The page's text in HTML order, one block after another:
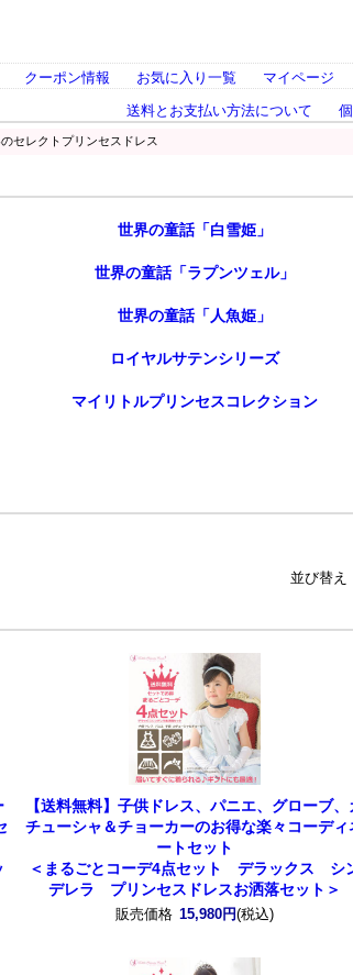
クーポン情報
お気に入り一覧 マイページ
送料とお支払い方法について
セレクトプリンセスドレス
世界の童話「白雪姫」
世界の童話「ラプンツェル」
世界の童話「人魚姫」
ロイヤルサテンシリーズ
マイリトルプリンセスコレクション
並び替え
【送料無料】子供ドレス、パニエ、グローブ、
チューシャ＆チョーカーのお得な楽々コーディ
ートセット
＜まるごとコーデ4点セット デラックス シ
デレラ プリンセスドレスお洒落セット＞
販売価格 15,980円(税込)